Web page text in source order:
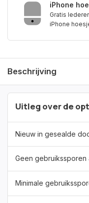
iPhone
Gratis
iPhone
Beschrijving
Uitleg over de
Nieuw in gesealde
Geen gebruikssporen
Minimale